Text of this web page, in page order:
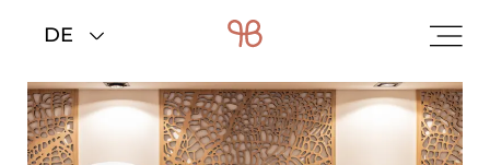
Home> Zimmer & Preise Angebote